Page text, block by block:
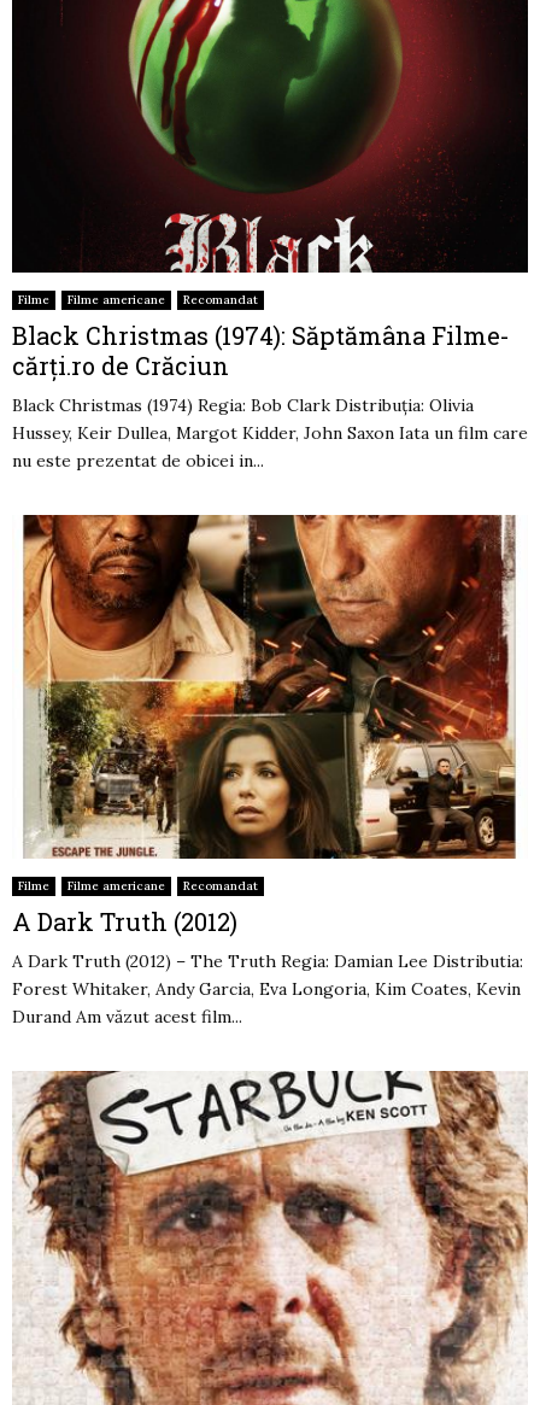
Filme Filme americane Recomandat
Black Christmas (1974): Săptămâna Filme-
cărți.ro de Crăciun
Black Christmas (1974) Regia: Bob Clark Distribuția: Olivia
Hussey, Keir Dullea, Margot Kidder, John Saxon Iata un film care
nu este prezentat de obicei in...
Filme Filme americane Recomandat
A Dark Truth (2012)
A Dark Truth (2012) – The Truth Regia: Damian Lee Distributia:
Forest Whitaker, Andy Garcia, Eva Longoria, Kim Coates, Kevin
Durand Am văzut acest film...